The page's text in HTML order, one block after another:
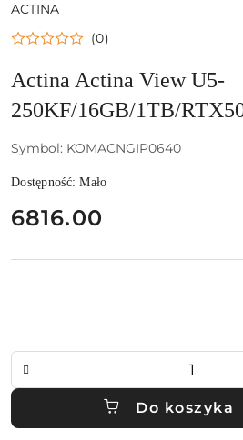
NAZWA
PRODUCENTA:
ACTINA
(0)
Actina Actina View U5-
250KF/16GB/1TB/
Symbol: KOMACNGIP0640
Dostępność:Mało
cena:
6816.00
Do koszyka